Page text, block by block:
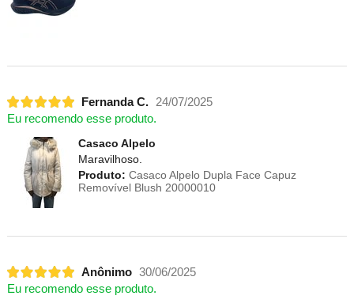
Fernanda C.
24/07/2025
Eu recomendo esse produto.
Casaco Alpelo
Maravilhoso.
Produto: Casaco Alpelo Dupla Face Capuz
Removível Blush 20000010
Anônimo 30/06/2025
Eu recomendo esse produto.